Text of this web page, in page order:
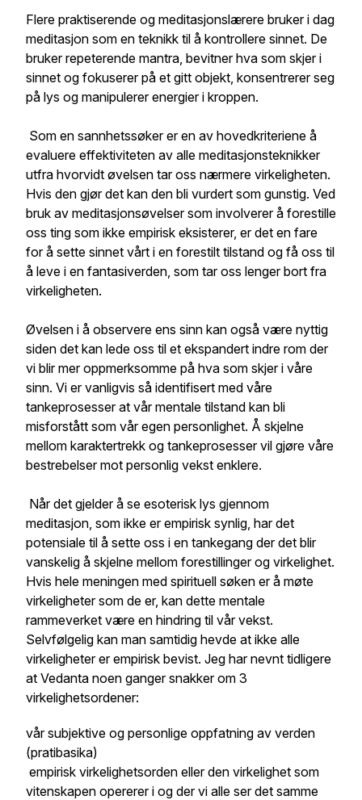
Flere praktiserende og meditasjonslærere bruker i dag
meditasjon som en teknikk til å kontrollere sinnet. De
bruker repeterende mantra, bevitner hva som skjer i
sinnet og fokuserer på et gitt objekt, konsentrerer seg
på lys og manipulerer energier i kroppen.
Som en sannhetssøker er en av hovedkriteriene å
evaluere effektiviteten av alle meditasjonsteknikker
utfra hvorvidt øvelsen tar oss nærmere virkeligheten.
Hvis den gjør det kan den bli vurdert som gunstig. Ved
bruk av meditasjonsøvelser som involverer å forestille
oss ting som ikke empirisk eksisterer, er det en fare
for å sette sinnet vårt i en forestilt tilstand og få oss til
å leve i en fantasiverden, som tar oss lenger bort fra
virkeligheten.
Øvelsen i å observere ens sinn kan også være nyttig
siden det kan lede oss til et ekspandert indre rom der
vi blir mer oppmerksomme på hva som skjer i våre
sinn. Vi er vanligvis så identifisert med våre
tankeprosesser at vår mentale tilstand kan bli
misforstått som vår egen personlighet. Å skjelne
mellom karaktertrekk og tankeprosesser vil gjøre våre
bestrebelser mot personlig vekst enklere.
Når det gjelder å se esoterisk lys gjennom
meditasjon, som ikke er empirisk synlig, har det
potensiale til å sette oss i en tankegang der det blir
vanskelig å skjelne mellom forestillinger og virkelighet.
Hvis hele meningen med spirituell søken er å møte
virkeligheter som de er, kan dette mentale
rammeverket være en hindring til vår vekst.
Selvfølgelig kan man samtidig hevde at ikke alle
virkeligheter er empirisk bevist. Jeg har nevnt tidligere
at Vedanta noen ganger snakker om 3
virkelighetsordener:
vår subjektive og personlige oppfatning av verden
(pratibasika)
empirisk virkelighetsorden eller den virkelighet som
vitenskapen opererer i og der vi alle ser det samme